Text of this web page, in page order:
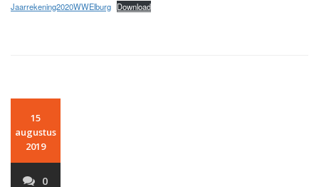
Jaarrekening2020WWElburg Download
15
augustus
2019
0